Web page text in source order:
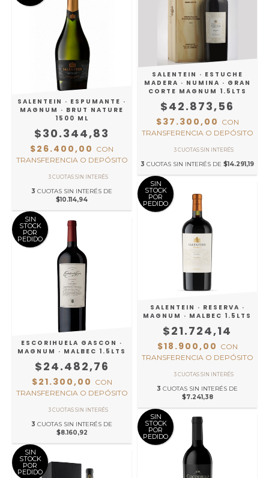
SALENTEIN · ESPUMANTE ·
MAGNUM · BRUT NATURE
1500 ML
$30.344,83
$26.400,00 CON
TRANSFERENCIA O DEPÓSITO
3 CUOTAS SIN INTERÉS DE
$10.114,94
SALENTEIN · ESTUCHE
MADERA · NUMINA · GRAN
CORTE MAGNUM 1.5LTS
$42.873,56
$37.300,00 CON
TRANSFERENCIA O DEPÓSITO
3 CUOTAS SIN INTERÉS DE $14.291,19
SIN
STOCK
POR
PEDIDO
ESCORIHUELA GASCON ·
MAGNUM · MALBEC 1.5LTS
$24.482,76
$21.300,00 CON
TRANSFERENCIA O DEPÓSITO
3 CUOTAS SIN INTERÉS DE
$8.160,92
SIN
STOCK
POR
PEDIDO
SALENTEIN · RESERVA ·
MAGNUM · MALBEC 1.5LTS
$21.724,14
$18.900,00 CON
TRANSFERENCIA O DEPÓSITO
3 CUOTAS SIN INTERÉS DE
$7.241,38
SIN
STOCK
POR
PEDIDO
SIN
STOCK
POR
PEDIDO